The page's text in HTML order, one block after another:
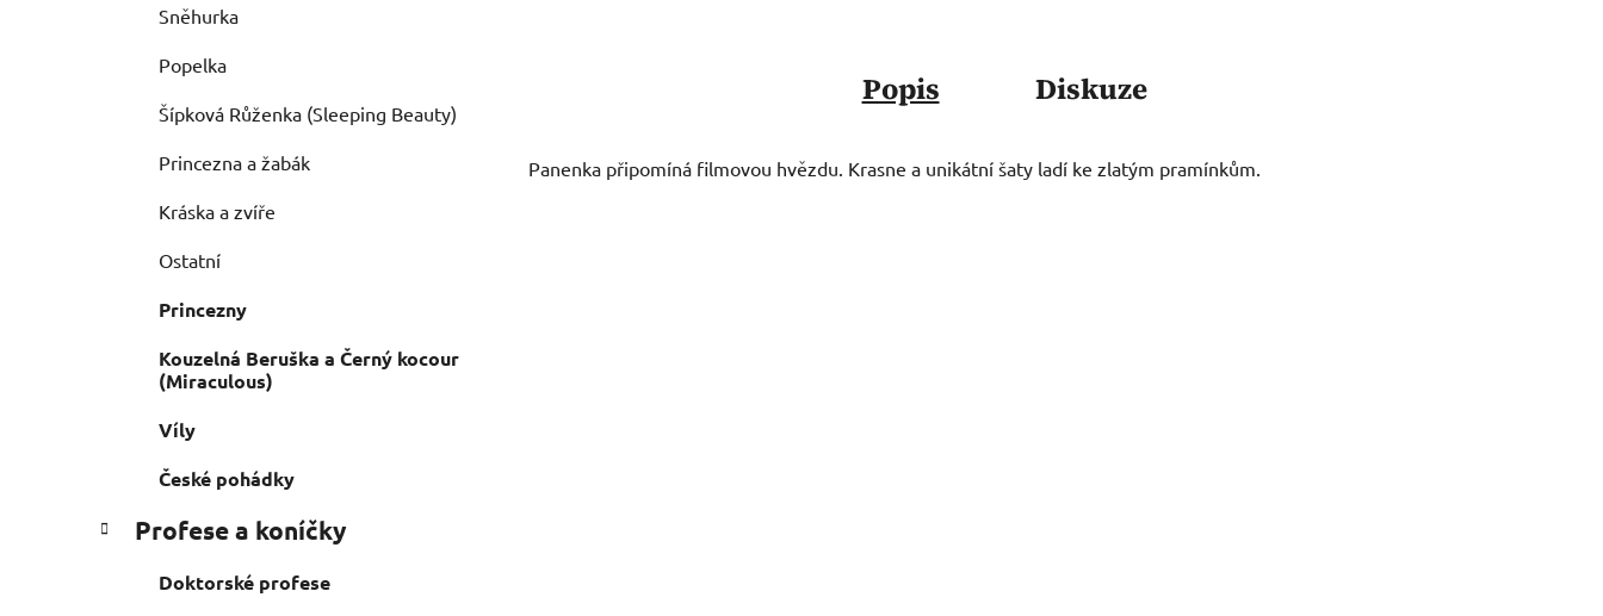
Sněhurka
Popelka
Šípková Růženka (Sleeping Beauty)
Princezna a žabák
Kráska a zvíře
Ostatní
Princezny
Kouzelná Beruška a Černý kocour
(Miraculous)
Víly
České pohádky
Profese a koníčky
Doktorské profese
Popis Diskuze
Panenka připomíná filmovou hvězdu. Krasne a unikátní šaty ladí ke zlatým pramínkům.